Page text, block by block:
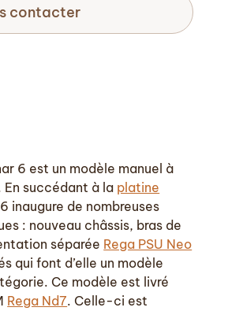
contacter
6 est un modèle manuel à
succédant à la platine
inaugure de nombreuses
: nouveau châssis, bras de
séparée Rega PSU Neo
qui font d’elle un modèle
Ce modèle est livré
Rega Nd7. Celle-ci est